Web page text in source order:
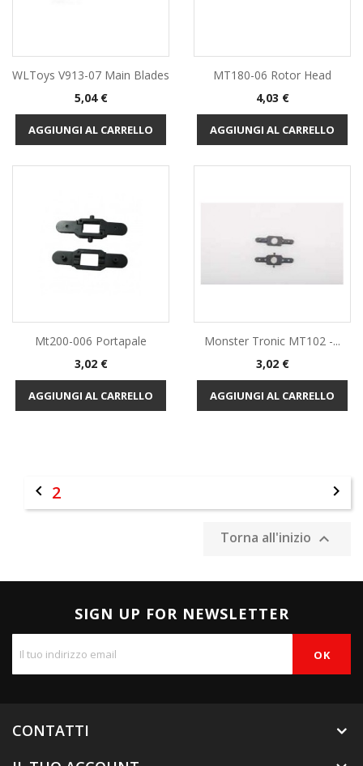
WLToys V913-07 Main Blades
Prezzo
5,04 €
AGGIUNGI AL CARRELLO
MT180-06 Rotor Head
Prezzo
4,03 €
AGGIUNGI AL CARRELLO
Mt200-006 Portapale
Prezzo
3,02 €
AGGIUNGI AL CARRELLO
Monster Tronic MT102 -...
Prezzo
3,02 €
AGGIUNGI AL CARRELLO
 2 
Torna all'inizio 
SIGN UP FOR NEWSLETTER
CONTATTI